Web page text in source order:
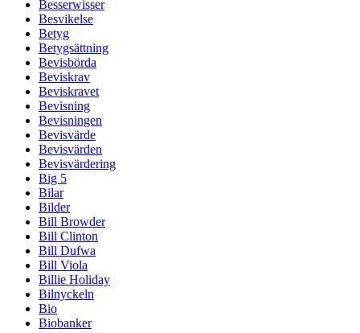
Besserwisser
Besvikelse
Betyg
Betygsättning
Bevisbörda
Beviskrav
Beviskravet
Bevisning
Bevisningen
Bevisvärde
Bevisvärden
Bevisvärdering
Big 5
Bilar
Bilder
Bill Browder
Bill Clinton
Bill Dufwa
Bill Viola
Billie Holiday
Bilnyckeln
Bio
Biobanker